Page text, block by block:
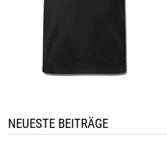
NEUESTE BEITRÄGE